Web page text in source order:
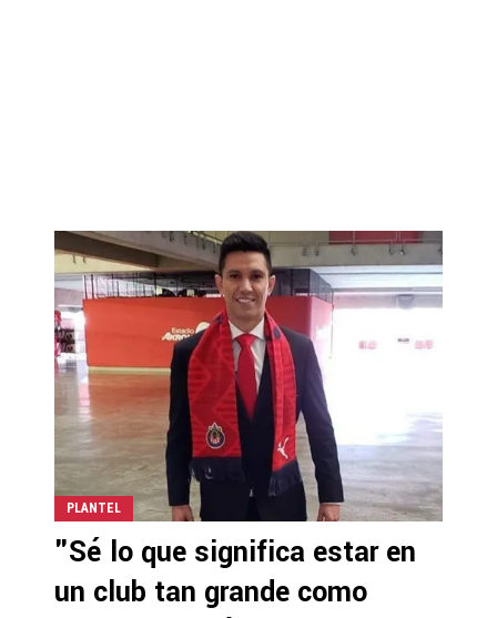
PLANTEL
"Sé lo que significa estar en
un club tan grande como